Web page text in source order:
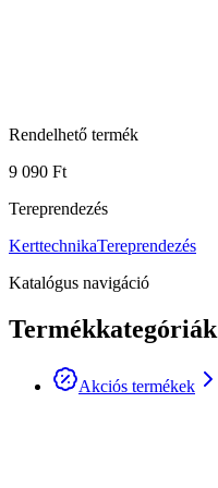
Rendelhető termék
9 090 Ft
Tereprendezés
KerttechnikaTereprendezés
Katalógus navigáció
Termékkategóriák
Akciós termékek